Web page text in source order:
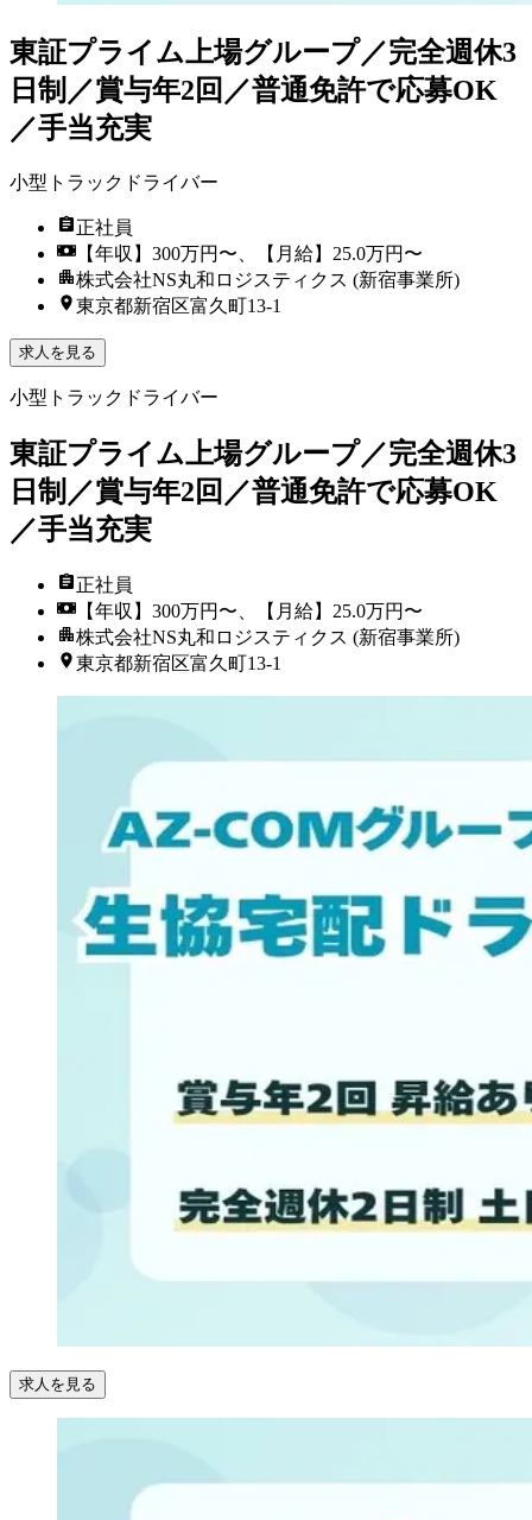
東証プライム上場グループ／完全週休3
日制／賞与年2回／普通免許で応募OK
／手当充実
小型トラックドライバー
正社員
【年収】300万円〜、【月給】25.0万円〜
株式会社NS丸和ロジスティクス (新宿事業所)
東京都新宿区富久町13-1
求人を見る
小型トラックドライバー
東証プライム上場グループ／完全週休3
日制／賞与年2回／普通免許で応募OK
／手当充実
正社員
【年収】300万円〜、【月給】25.0万円〜
株式会社NS丸和ロジスティクス (新宿事業所)
東京都新宿区富久町13-1
求人を見る